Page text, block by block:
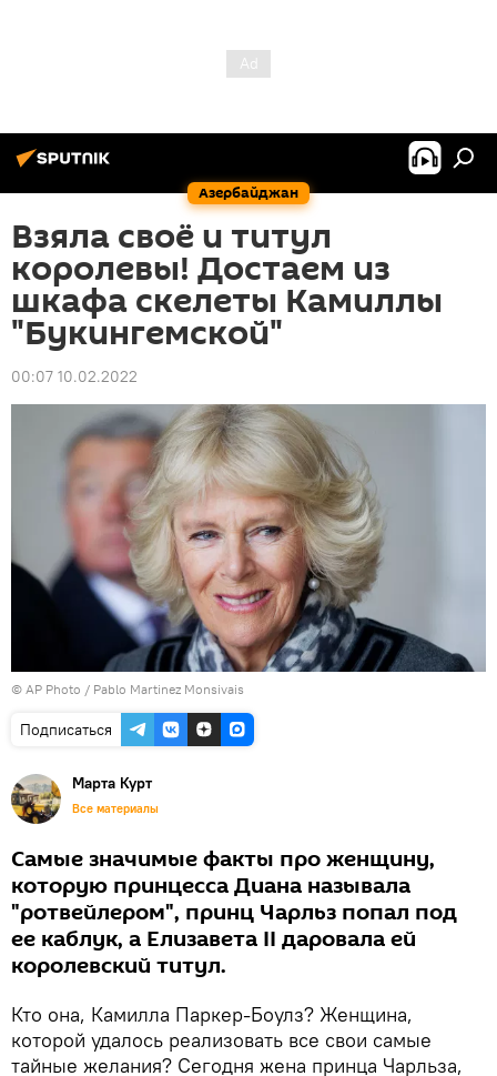
Азербайджан
Взяла своё и титул
королевы! Достаем из
шкафа скелеты Камиллы
"Букингемской"
00:07 10.02.2022
© AP Photo / Pablo Martinez Monsivais
Подписаться
Марта Курт
Все материалы
Самые значимые факты про женщину,
которую принцесса Диана называла
"ротвейлером", принц Чарльз попал под
ее каблук, а Елизавета II даровала ей
королевский титул.
Кто она, Камилла Паркер-Боулз? Женщина,
которой удалось реализовать все свои самые
тайные желания? Сегодня жена принца Чарльза,